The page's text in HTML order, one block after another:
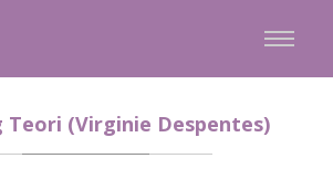
Teori (Virginie Despentes)